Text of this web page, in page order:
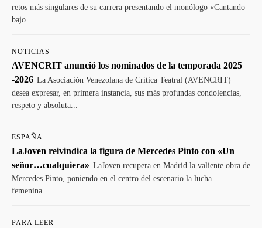
retos más singulares de su carrera presentando el monólogo «Cantando
bajo...
NOTICIAS
AVENCRIT anunció los nominados de la temporada 2025
-2026 La Asociación Venezolana de Crítica Teatral (AVENCRIT)
desea expresar, en primera instancia, sus más profundas condolencias,
respeto y absoluta...
ESPAÑA
LaJoven reivindica la figura de Mercedes Pinto con «Un
señor…cualquiera» LaJoven recupera en Madrid la valiente obra de
Mercedes Pinto, poniendo en el centro del escenario la lucha
femenina...
PARA LEER